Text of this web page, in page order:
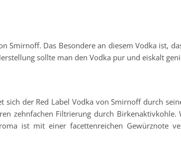
Das Besondere an diesem Vodka ist,
sollte man den Vodka pur und eiskalt
der Red Label Vodka von Smirnoff durch
zehnfachen Filtrierung durch
ist mit einer facettenreichen Gewürznote